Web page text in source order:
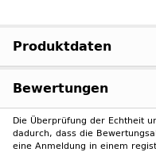
Produktdaten
Bewertungen
Die Überprüfung der Echtheit
dadurch, dass die
eine Anmeldung in einem